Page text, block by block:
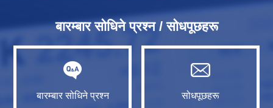
बारम्बार सोधिने प्रश्न / सोधपूछहरू
बारम्बार सोधिने प्रश्न सोधपूछहरू